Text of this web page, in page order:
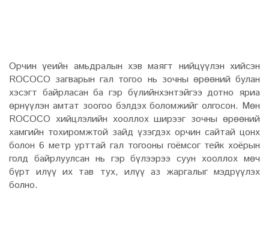
Орчин үеийн амьдралын хэв маягт нийцүүлэн хийсэн
ROCOCO загварын гал тогоо нь зочны өрөөний булан
хэсэгт байрласан ба гэр бүлийнхэнтэйгээ дотно яриа
өрнүүлэн амтат зоогоо бэлдэх боломжийг олгосон. Мөн
ROCOCO хийцлэлийн хооллох ширээг зочны өрөөний
хамгийн тохиромжтой зайд үзэгдэх орчин сайтай цонх
болон 6 метр урттай гал тогооны гоёмсог тейк хоёрын
голд байрлуулсан нь гэр бүлээрээ суун хооллох мөч
бүрт илүү их тав тух, илүү аз жаргалыг мэдрүүлэх
болно.